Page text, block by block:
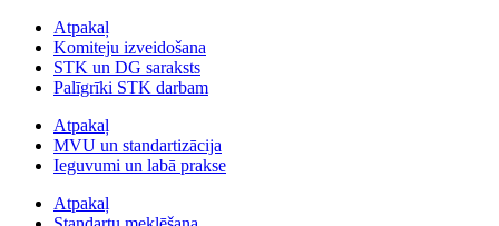
Atpakaļ
Komiteju izveidošana
STK un DG saraksts
Palīgrīki STK darbam
Atpakaļ
MVU un standartizācija
Ieguvumi un labā prakse
Atpakaļ